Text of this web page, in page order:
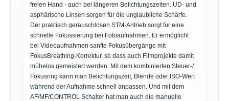
freien Hand - auch bei längeren Belichtungszeiten. UD- und
asphärische Linsen sorgen für die unglaubliche Schärfe.
Der praktisch geräuschlosen STM-Antrieb sorgt für eine
schnelle Fokussierung bei Fotoaufnahmen. Er ermöglicht
bei Videoaufnahmen sanfte Fokusübergänge mit
FokusBreathing-Korrektur, so dass auch Filmprojekte damit
mühelos gemeistert werden. Mit dem kombinierten Steuer-/
Fokusring kann man Belichtungszeit, Blende oder ISO-Wert
während der Aufnahme schnell anpassen. Und mit dem
AF/MF/CONTROL Schalter hat man auch die manuelle